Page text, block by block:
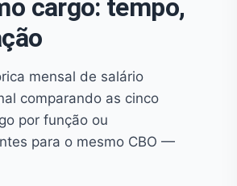
cargo: tempo,
mensal de salário
comparando as cinco
por função ou
para o mesmo CBO —